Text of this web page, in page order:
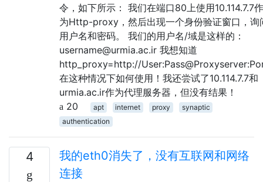
令，如下所示： 我们在端口80上使用10.114.7.7作
为Http-proxy，然后出现一个身份验证窗口，询
用户名和密码。 我们的用户名/域是这样的：
username@urmia.ac.ir 我想知道
http_proxy=http://
在这种情况下如何使用！我还尝试了10.114.7.7和
urmia.ac.ir作为代理服务器，但没有结果！
20
apt internet proxy
synaptic
authentication
4
我的eth0消失了，没有互联网和网络
连接